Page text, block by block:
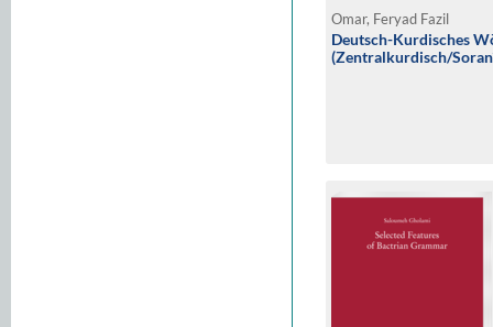
Omar, Feryad Fazil
Deutsch-Kurdisches
(Zentralkurdisch/